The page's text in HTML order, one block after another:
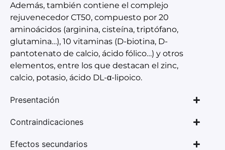
Además, también contiene el complejo
rejuvenecedor CT50, compuesto por 20
aminoácidos (arginina, cisteína, triptófano,
glutamina…), 10 vitaminas (D-biotina, D-
pantotenato de calcio, ácido fólico…) y otros
elementos, entre los que destacan el zinc,
calcio, potasio, ácido DL-α-lipoico.
Presentación
Contraindicaciones
Efectos secundarios